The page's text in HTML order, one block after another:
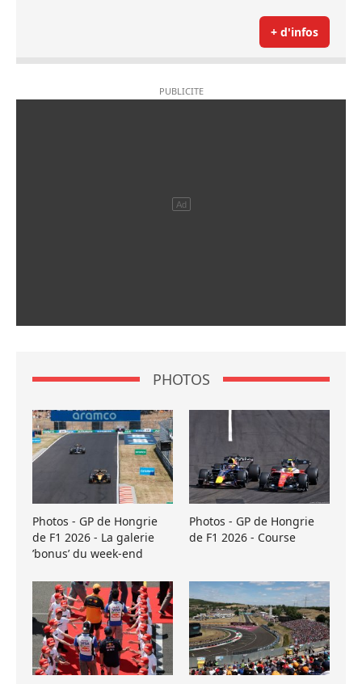
+ d'infos
PHOTOS
Photos - GP de Hongrie
de F1 2026 - La galerie
’bonus’ du week-end
Photos - GP de Hongrie
de F1 2026 - Course